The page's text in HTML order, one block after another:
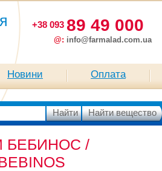
+38 093 89 49 000
@: info@farmalad.com.ua
Новини Оплата
БЕБИНОС /